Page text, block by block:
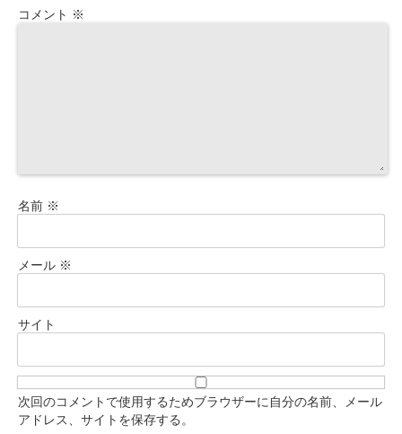
コメント ※
名前 ※
メール ※
サイト
次回のコメントで使用するためブラウザーに自分の名前、メール
アドレス、サイトを保存する。